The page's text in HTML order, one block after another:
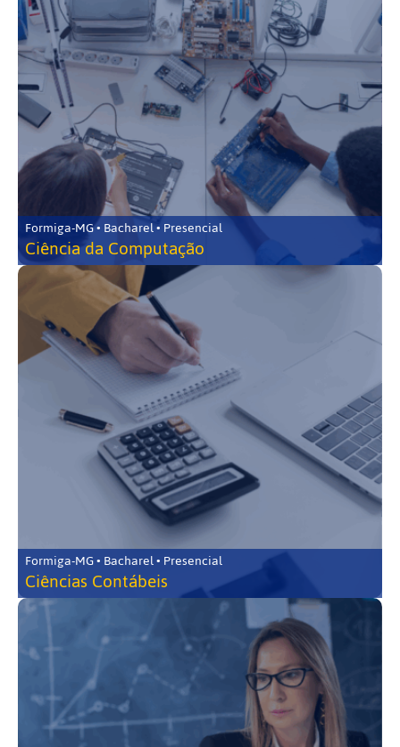
Formiga-MG • Bacharel • Presencial
Ciência da Computação
Formiga-MG • Bacharel • Presencial
Ciências Contábeis